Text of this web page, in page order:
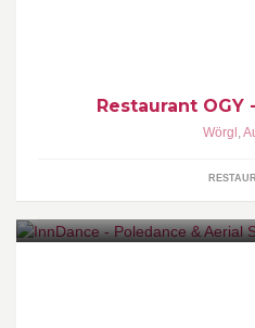
Restaurant OGY
Wörgl ,